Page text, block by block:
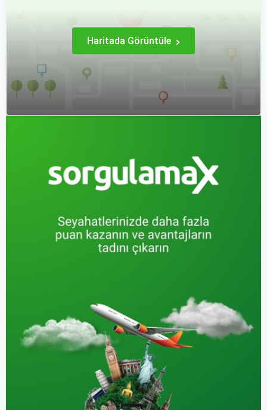
Haritada Görüntüle